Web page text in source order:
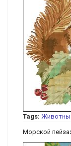
Tags:
Морской